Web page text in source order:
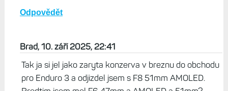
do roka a nabíjet během aktivity mi zas tolik nevadí.
oproti MIPu ztrácí jak v čitelnosti, tak ve výdrži. Když
počasí, úplně jsem si chrochtal blahem, jak je displej
parádně čitelný, a po více jak dvouhodinové aktivitě mi